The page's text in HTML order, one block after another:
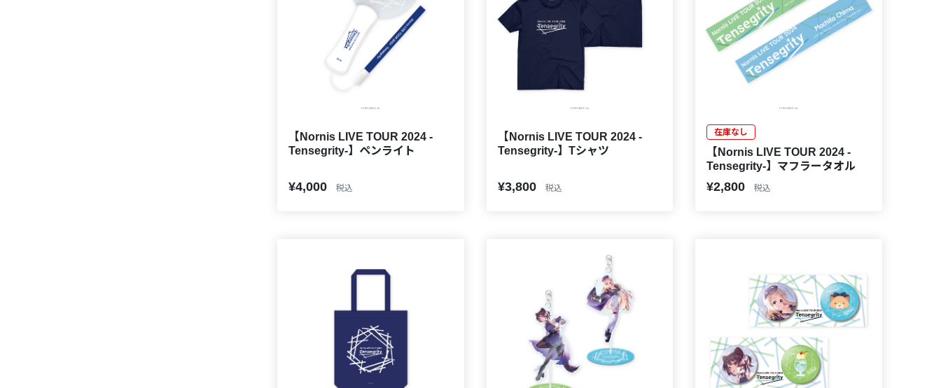
【Nornis LIVE TOUR 2024 -
Tensegrity-】ペンライト
¥4,000 税込
【Nornis LIVE TOUR 2024 -
Tensegrity-】Tシャツ
¥3,800 税込
在庫なし
【Nornis LIVE TOUR 2024 -
Tensegrity-】マフラータオル
¥2,800 税込